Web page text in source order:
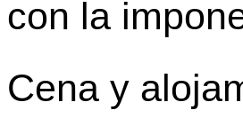
con la
Cena y